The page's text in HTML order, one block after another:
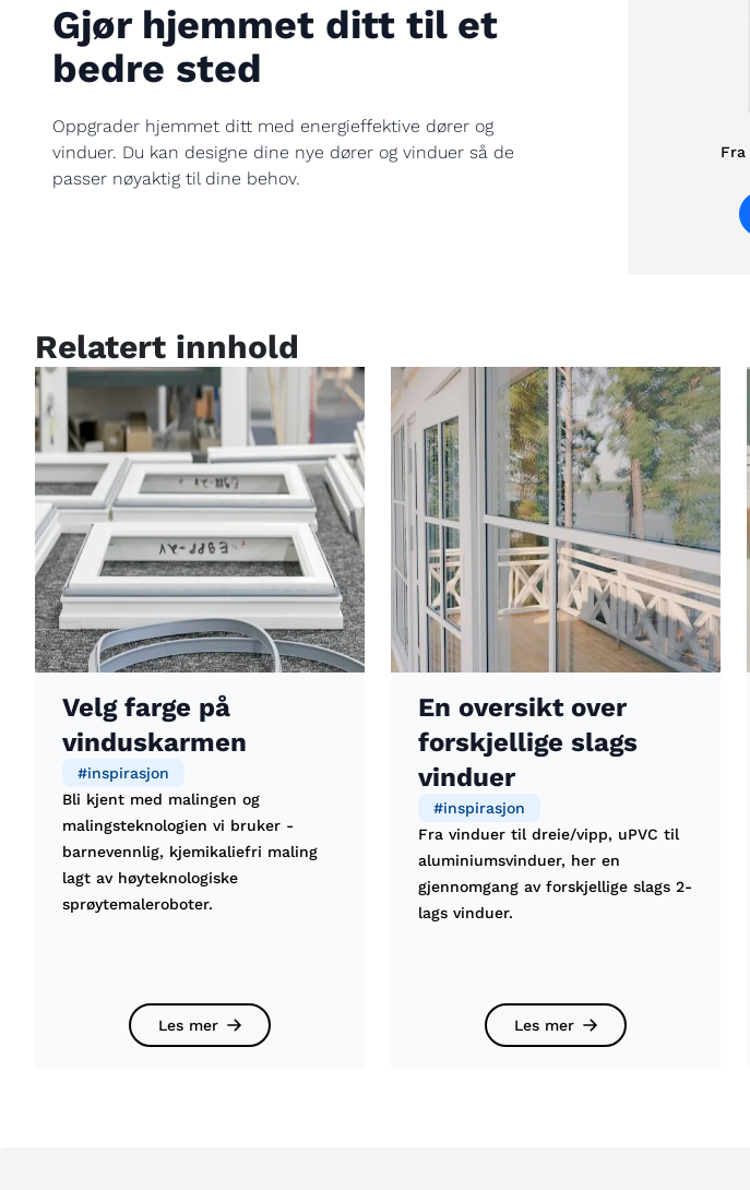
Gjør hjemmet ditt til et
bedre sted
Oppgrader hjemmet ditt med energieffektive dører og
vinduer. Du kan designe dine nye dører og vinduer så de
passer nøyaktig til dine behov.
Fra
Relatert innhold
Velg farge på
vinduskarmen
#inspirasjon
Bli kjent med malingen og
malingsteknologien vi bruker -
barnevennlig, kjemikaliefri maling
lagt av høyteknologiske
sprøytemaleroboter.
Les mer
En oversikt over
forskjellige slags
vinduer
#inspirasjon
Fra vinduer til dreie/vipp, uPVC til
aluminiumsvinduer, her en
gjennomgang av forskjellige slags 2-
lags vinduer.
Les mer